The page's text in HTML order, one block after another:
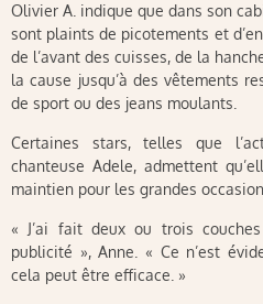
Olivier A. indique que dans son
sont plaints de picotements et
de l’avant des cuisses, de la
la cause jusqu’à des vêtements
de sport ou des jeans moulants.
Certaines stars, telles que
chanteuse Adele, admettent
maintien pour les grandes
« J’ai fait deux ou trois
publicité », Anne. « Ce n’est
cela peut être efficace. »